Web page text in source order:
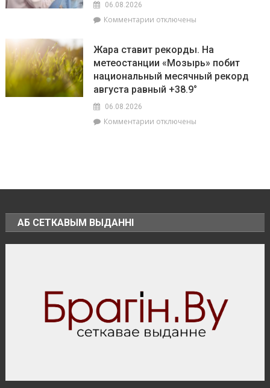
лучшую
читайте
7
августа
в
отключения
06.08.2026
Комментарии к
Зенкевич
проверила
готовность
торговых
началу
отключены
Жара ставит рекорды. На
метеостанции «Мозырь» побит
национальный месячный рекорд
августа равный +38.9°
06.08.2026
Комментарии к
метеостанции
побит
месячный
рекорд
отключены
АБ СЕТКАВЫМ ВЫДАННІ